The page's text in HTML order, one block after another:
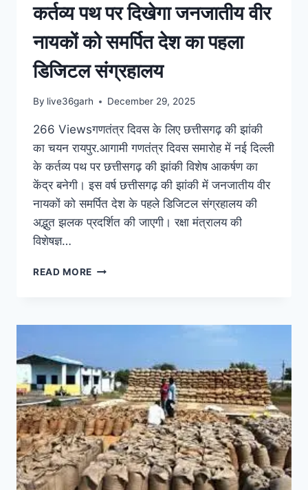
कर्तव्य पथ पर दिखेगा जनजातीय वीर
नायकों को समर्पित देश का पहला
डिजिटल संग्रहालय
By live36garh December 29, 2025
266 Viewsगणतंत्र दिवस के लिए छत्तीसगढ़ की झांकी
का चयन रायपुर.आगामी गणतंत्र दिवस समारोह में नई दिल्ली
के कर्तव्य पथ पर छत्तीसगढ़ की झांकी विशेष आकर्षण का
केंद्र बनेगी। इस वर्ष छत्तीसगढ़ की झांकी में जनजातीय वीर
नायकों को समर्पित देश के पहले डिजिटल संग्रहालय की
अद्भुत झलक प्रदर्शित की जाएगी। रक्षा मंत्रालय की
विशेषज्ञ…
READ MORE